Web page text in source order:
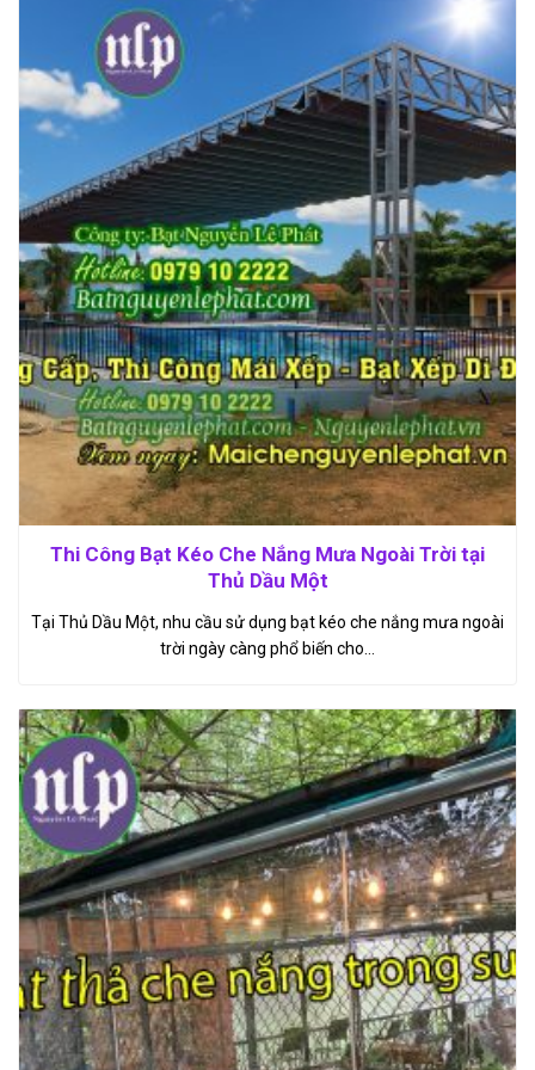
Thi Công Bạt Kéo Che Nắng Mưa Ngoài Trời tại
Thủ Dầu Một
Tại Thủ Dầu Một, nhu cầu sử dụng bạt kéo che nắng mưa ngoài
trời ngày càng phổ biến cho…